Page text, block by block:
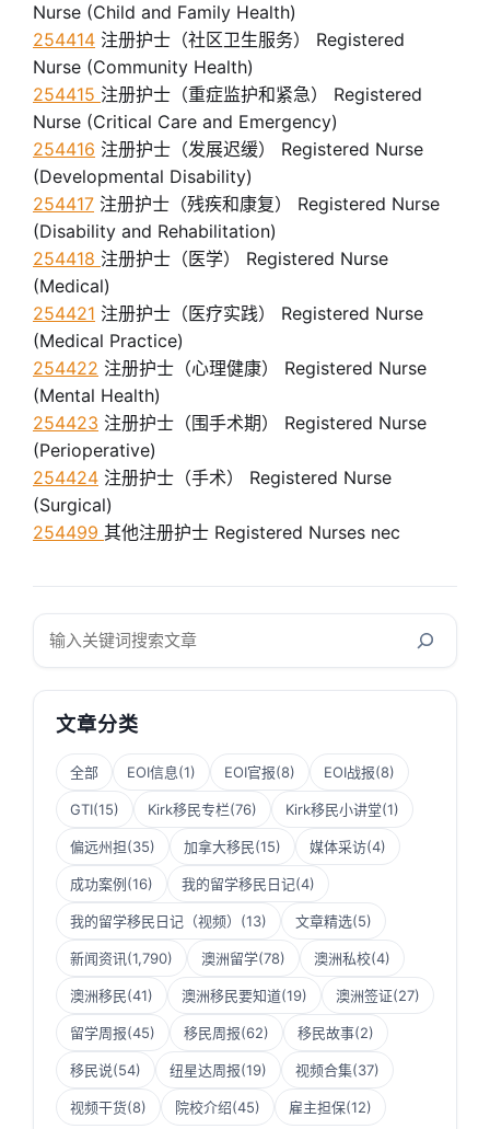
Nurse (Child and Family Health)
254414 注册护士（社区卫生服务） Registered
Nurse (Community Health)
254415 注册护士（重症监护和紧急） Registered
Nurse (Critical Care and Emergency)
254416 注册护士（发展迟缓） Registered Nurse
(Developmental Disability)
254417 注册护士（残疾和康复） Registered Nurse
(Disability and Rehabilitation)
254418 注册护士（医学） Registered Nurse
(Medical)
254421 注册护士（医疗实践） Registered Nurse
(Medical Practice)
254422 注册护士（心理健康） Registered Nurse
(Mental Health)
254423 注册护士（围手术期） Registered Nurse
(Perioperative)
254424 注册护士（手术） Registered Nurse
(Surgical)
254499 其他注册护士 Registered Nurses nec
搜
文章分类
全部 EOI信息(1) EOI官报(8) EOI战报(8)
GTI(15) Kirk移民专栏(76) Kirk移民小讲堂(1)
偏远州担(35) 加拿大移民(15) 媒体采访(4)
成功案例(16) 我的留学移民日记(4)
我的留学移民日记（视频） (13) 文章精选(5)
新闻资讯(1,790) 澳洲留学(78) 澳洲私校(4)
澳洲移民(41) 澳洲移民要知道(19) 澳洲签证(27)
留学周报(45) 移民周报(62) 移民故事(2)
移民说(54) 纽星达周报(19) 视频合集(37)
视频干货(8) 院校介绍(45) 雇主担保(12)